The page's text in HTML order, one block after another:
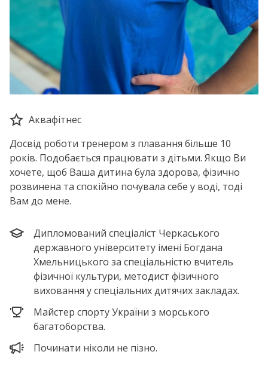
Аквафітнес
Досвід роботи тренером з плавання більше 10
років. Подобається працювати з дітьми. Якщо Ви
хочете, щоб Ваша дитина була здорова, фізично
розвинена та спокійно почувала себе у воді, тоді
Вам до мене.
Дипломований спеціаліст Черкаського
державного університету імені Богдана
Хмельницького за спеціальністю вчитель
фізичної культури, методист фізичного
виховання у спеціальних дитячих закладах.
Майстер спорту України з морського
багатоборства.
Починати ніколи не пізно.